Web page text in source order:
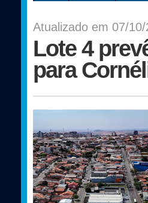
Atualizado em 07/
Lote 4
para